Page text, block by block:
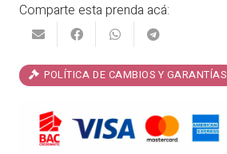
Comparte esta prenda acá:
POLÍTICA DE CAMBIOS Y GARANTÍAS